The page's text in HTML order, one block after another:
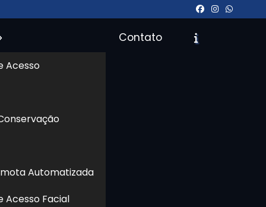
Acesso
Automatizada
Acesso Facial
Contato